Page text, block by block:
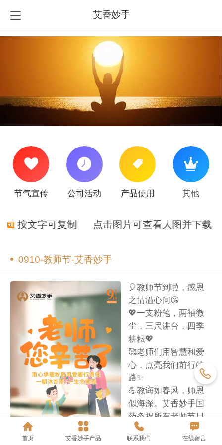
艾香妙手
节气宣传 公司活动 产品使用 其他
长按文字可复制 点击图片可查看大图并下载
0910-教师节-艾香妙手
🎈教师节到啦，感恩
之情溢心间😘
💖一支粉笔，两袖微
尘，三尺讲台，四季
耕耘💖
🥰老师们用智慧和爱
心，点亮我们前行的
路✨
💪教诲如春风，师恩
似海深。艾香妙手国
药灸祝所有老师节日
快乐，幸福安康🎊
首页 艾香妙手产品 联系我们 在线留言